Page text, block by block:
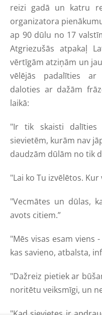
reizi gadā un katru
organizatora
ap 90 dūlu no 17
Atgriezušās atpakaļ
vērtīgām atziņām un
vēlējās padalīties ar
daloties ar dažām
laikā:
"Ir tik skaisti
sievietēm, kurām nav
daudzām dūlām no tik
"Lai ko Tu izvēlētos.
"Vecmātes un dūlas,
avots citiem.”
"Mēs visas esam viens
kas savieno, atbalsta,
"Dažreiz pietiek ar
noritētu veiksmīgi, un